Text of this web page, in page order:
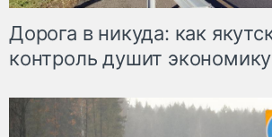
Дорога в никуда: как
контроль душит экономику